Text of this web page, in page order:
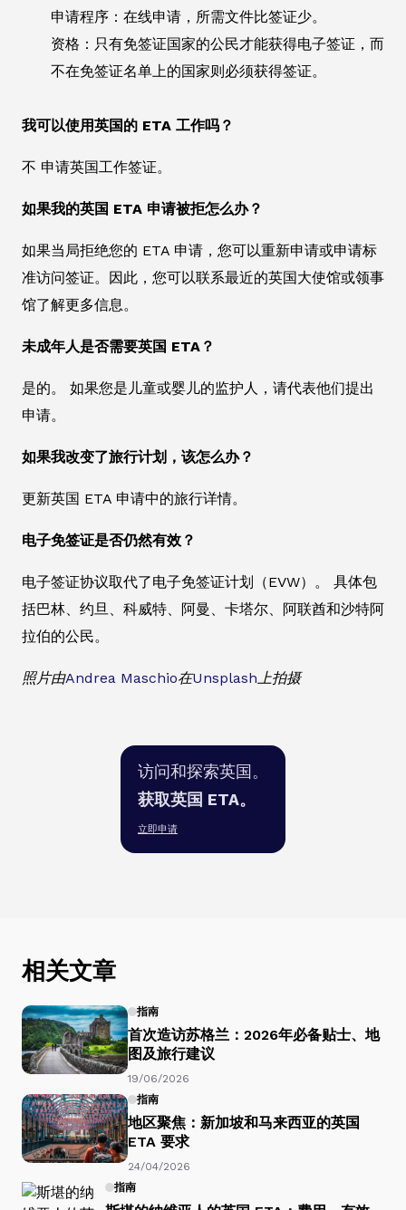
申请程序：在线申请，所需文件比签证少。
资格：只有免签证国家的公民才能获得电子签证，而
不在免签证名单上的国家则必须获得签证。
我可以使用英国的 ETA 工作吗？
不 申请英国工作签证。
如果我的英国 ETA 申请被拒怎么办？
如果当局拒绝您的 ETA 申请，您可以重新申请或申请标
准访问签证。因此，您可以联系最近的英国大使馆或领事
馆了解更多信息。
未成年人是否需要英国 ETA？
是的。 如果您是儿童或婴儿的监护人，请代表他们提出
申请。
如果我改变了旅行计划，该怎么办？
更新英国 ETA 申请中的旅行详情。
电子免签证是否仍然有效？
电子签证协议取代了电子免签证计划（EVW）。 具体包
括巴林、约旦、科威特、阿曼、卡塔尔、阿联酋和沙特阿
拉伯的公民。
照片由Andrea Maschio在Unsplash上拍摄
访问和探索英国。
获取英国 ETA。
立即申请
相关文章
指南
首次造访苏格兰：2026年必备贴士、地
图及旅行建议
19/06/2026
指南
地区聚焦：新加坡和马来西亚的英国
ETA 要求
24/04/2026
指南